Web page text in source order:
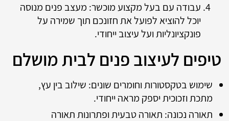
עבודה עם בעל מקצוע מוכשר: מעצב פנים מנוסה
יוכל להוציא לפועל את חזונכם תוך שמירה על
פונקציונליות ועל עיצוב ייחודי.
טיפים לעיצוב פנים לבית מושלם
שימוש בטקסטורות וחומרים שונים: שילוב בין עץ,
מתכת וזכוכית יספק מראה ייחודי.
תאורה נכונה: תאורה טבעית ופתרונות תאורה